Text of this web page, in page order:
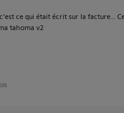
ce qui était écrit sur la facture…
tahoma v2